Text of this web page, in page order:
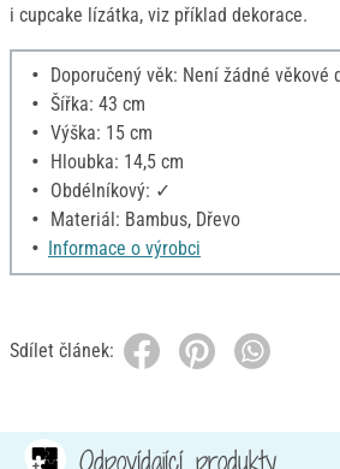
i cupcake lízátka, viz příklad dekorace.
Doporučený věk: Není žádné věkové
Šířka: 43 cm
Výška: 15 cm
Hloubka: 14,5 cm
Obdélníkový: ✓
Materiál: Bambus, Dřevo
Informace o výrobci
Sdílet článek:
Odpovídající produkty